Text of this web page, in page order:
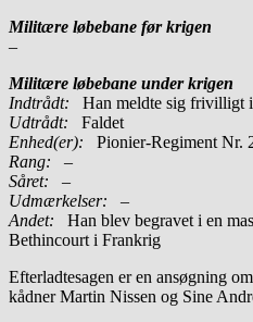
Militære løbebane før krigen
–
Militære løbebane under krigen
Indtrådt: Han meldte sig frivilligt
Udtrådt: Faldet
Enhed(er):
Pionier-Regiment Nr.
Rang:
–
Såret: –
Udmærkelser: –
Andet: Han blev begravet i en
Bethincourt i Frankrig
Efterladtesagen er en ansøgning
kådner Martin Nissen og Sine